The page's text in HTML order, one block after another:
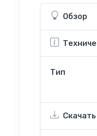
Обзор
Тип
Скачать